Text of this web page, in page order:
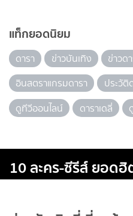
แท็กยอดนิยม
ดารา ข่าวบันเทิง ข่าวด
อินสตราแกรมดารา
ประวัติ
ดูทีวีออนไลน์
ดาราเดลี่
10 ละคร-ซีรีส์ ยอดฮิ